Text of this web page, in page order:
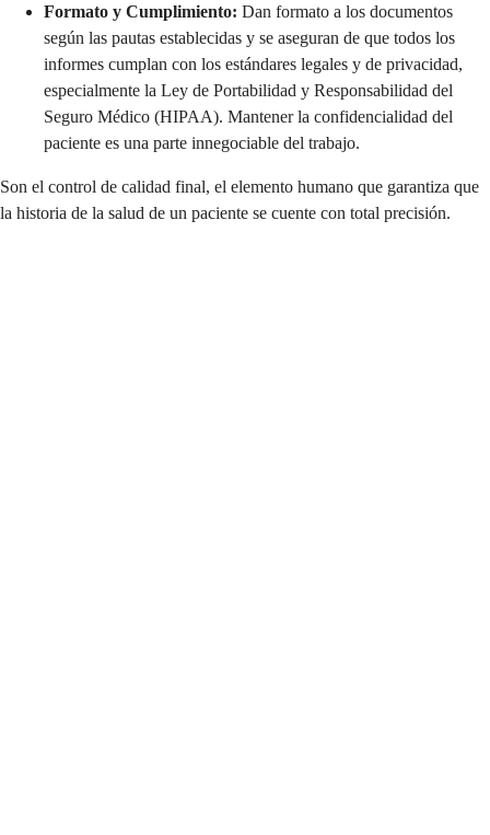
Formato y Cumplimiento: Dan formato a los documentos
según las pautas establecidas y se aseguran de que todos los
informes cumplan con los estándares legales y de privacidad,
especialmente la Ley de Portabilidad y Responsabilidad del
Seguro Médico (HIPAA). Mantener la confidencialidad del
paciente es una parte innegociable del trabajo.
Son el control de calidad final, el elemento humano que garantiza que
la historia de la salud de un paciente se cuente con total precisión.